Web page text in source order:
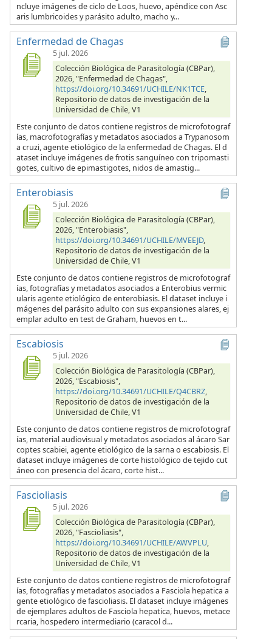
ncluye imágenes de ciclo de Loos, huevo, apéndice con Asc
aris lumbricoides y parásito adulto, macho y...
Enfermedad de Chagas
5 jul. 2026
Colección Biológica de Parasitología (CBPar),
2026, "Enfermedad de Chagas",
https://doi.org/10.34691/UCHILE/NK1TCE,
Repositorio de datos de investigación de la
Universidad de Chile, V1
Este conjunto de datos contiene registros de microfotograf
ías, macrofotografías y metadatos asociados a Trypanosom
a cruzi, agente etiológico de la enfermedad de Chagas. El d
ataset incluye imágenes de frotis sanguíneo con tripomasti
gotes, cultivo de epimastigotes, nidos de amastig...
Enterobiasis
5 jul. 2026
Colección Biológica de Parasitología (CBPar),
2026, "Enterobiasis",
https://doi.org/10.34691/UCHILE/MVEEJD,
Repositorio de datos de investigación de la
Universidad de Chile, V1
Este conjunto de datos contiene registros de microfotograf
ías, fotografías y metadatos asociados a Enterobius vermic
ularis agente etiológico de enterobiasis. El dataset incluye i
mágenes del parásito adulto con sus expansiones alares, ej
emplar adulto en test de Graham, huevos en t...
Escabiosis
5 jul. 2026
Colección Biológica de Parasitología (CBPar),
2026, "Escabiosis",
https://doi.org/10.34691/UCHILE/Q4CBRZ,
Repositorio de datos de investigación de la
Universidad de Chile, V1
Este conjunto de datos contiene registros de microfotograf
ías, material audiovisual y metadatos asociados al ácaro Sar
coptes scabiei, agente etiológico de la sarna o escabiosis. El
dataset incluye imágenes de corte histológico de tejido cut
áneo con presencia del ácaro, corte hist...
Fascioliasis
5 jul. 2026
Colección Biológica de Parasitología (CBPar),
2026, "Fascioliasis",
https://doi.org/10.34691/UCHILE/AWVPLU,
Repositorio de datos de investigación de la
Universidad de Chile, V1
Este conjunto de datos contiene registros de microfotograf
ías, fotografías y metadatos asociados a Fasciola hepatica a
gente etiológico de fascioliasis. El dataset incluye imágenes
de ejemplares adultos de Fasciola hepatica, huevos, metace
rcaria, hospedero intermediario (caracol d...